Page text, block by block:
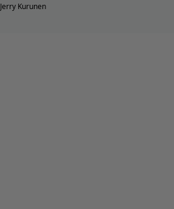
Jerry Kurunen